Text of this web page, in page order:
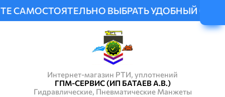
ВЫБРАТЬ УДОБНЫЙ СПОСОБ
Интернет-магазин РТИ, уплотнений
ГПМ-СЕРВИС (ИП БАТАЕВ А.В.)
Гидравлические, Пневматические Манжеты